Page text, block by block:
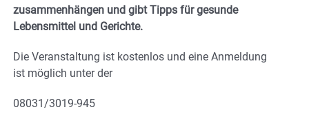
zusammenhängen und gibt Tipps für gesunde
Lebensmittel und Gerichte.
Die Veranstaltung ist kostenlos und eine Anmeldung
ist möglich unter der
08031/3019-945